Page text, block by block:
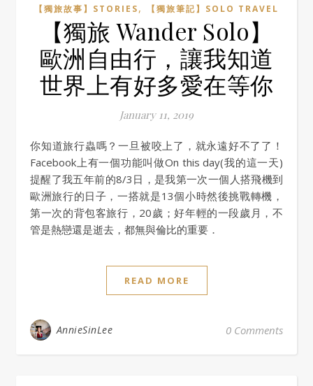
【獨旅故事】STORIES, 【獨旅筆記】SOLO TRAVEL
【獨旅 Wander Solo】
歐洲自由行，讓我知道
世界上有好多愛在等你
January 11, 2019
你知道旅行蟲嗎？一旦被咬上了，就永遠好不了了！
Facebook上有一個功能叫做On this day(我的這一天)
提醒了我五年前的8/3日，是我第一次一個人搭飛機到
歐洲旅行的日子，一搭就是13個小時然後挑戰轉機，
第一次的背包客旅行，20歲；好年輕的一段歲月，不
管是熱戀還是逝去，都無與倫比的重要．
READ MORE
AnnieSinLee 0 Comments